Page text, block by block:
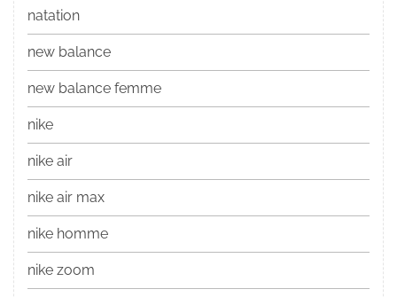
natation
new balance
new balance femme
nike
nike air
nike air max
nike homme
nike zoom